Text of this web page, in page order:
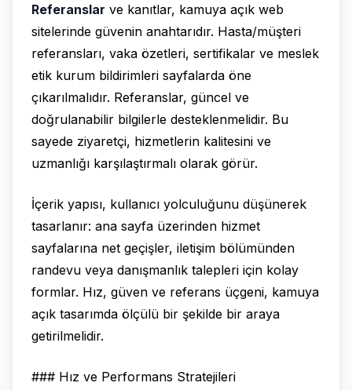
Referanslar ve kanıtlar, kamuya açık web
sitelerinde güvenin anahtarıdır. Hasta/müşteri
referansları, vaka özetleri, sertifikalar ve meslek
etik kurum bildirimleri sayfalarda öne
çıkarılmalıdır. Referanslar, güncel ve
doğrulanabilir bilgilerle desteklenmelidir. Bu
sayede ziyaretçi, hizmetlerin kalitesini ve
uzmanlığı karşılaştırmalı olarak görür.
İçerik yapısı, kullanıcı yolculuğunu düşünerek
tasarlanır: ana sayfa üzerinden hizmet
sayfalarına net geçişler, iletişim bölümünden
randevu veya danışmanlık talepleri için kolay
formlar. Hız, güven ve referans üçgeni, kamuya
açık tasarımda ölçülü bir şekilde bir araya
getirilmelidir.
### Hız ve Performans Stratejileri